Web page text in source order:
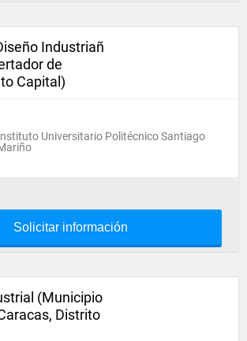
Industriañ
de
Capital)
Universitario Politécnico Santiago
Solicitar información
(Municipio
Distrito